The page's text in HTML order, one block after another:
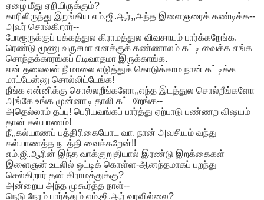
ஏழை மீது ஏறியிருக்கும்?
காரிலிருந்து இறங்கிய எம்.ஜி.ஆர்,,அந்த இளைஞரைக் கண்டிக்க--
அவர் சொல்கிறார்--
போரூருக்குப் பக்கத்துல கிராமத்துல விவசாயம் பார்க்கறேங்க.
ரெண்டு மூணு வருசமா எனக்குக் கண்ணாலம் கட்டி வைக்க எங்க
சொந்தக்காரங்கப் பிடிவாதமா இருக்காங்க.
என் தலைவன் நீ மாலை எடுத்துக் கொடுக்காம நான் கட்டிக்க
மாட்டேன்னு சொல்லிட்டேங்க!
நீங்க என்னிக்கு சொல்லறீங்களோ,,எந்த இடத்துல சொல்றீங்களோ
அங்கே உங்க முன்னாடி தாலி கட்டறேங்க--
அதெல்லாம் தப்பு! பெரியவங்கப் பார்த்து ஏற்பாடு பண்ணற விஷயம்
தான் கல்யாணம்!
நீ,,கல்யாணப் பத்திரிகையோட வா. நான் அவசியம் வந்து
கல்யாணத்த நடத்தி வைக்கறேன்!!
எம்.ஜி.ஆரின் இந்த வாக்குறுதியால் இரண்டு இறக்கைகள்
இளைஞன் உடலில் ஒட்டிக் கொள்ள-ஆனந்தமாகப் பறந்து
செல்கிறார் தன் கிராமத்துக்கு?
அன்றைய அந்த முகூர்த்த நாள்--
நெடு நேரம் பார்த்தும் எம்.ஜி.ஆர் வரவில்லை?